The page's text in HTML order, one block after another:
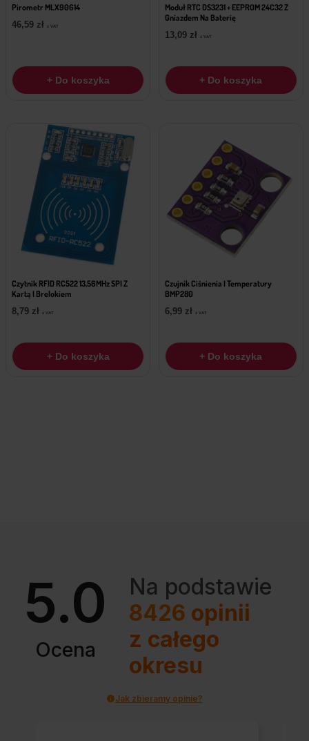
Pirometr MLX90614
46,59 zł z VAT
+ Do koszyka
Moduł RTC DS3231 + EEPROM 24C32 Z
Gniazdem Na Baterię
13,09 zł z VAT
+ Do koszyka
Czytnik RFID RC522 13,56MHz SPI Z
Kartą I Brelokiem
8,79 zł z VAT
+ Do koszyka
Czujnik Ciśnienia I Temperatury
BMP280
6,99 zł z VAT
+ Do koszyka
5.0
Ocena
Na podstawie
8426 opinii
z całego
okresu
Jak zbieramy opinie?